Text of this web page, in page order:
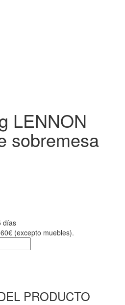
LENNON
sobremesa
días
(excepto muebles).
PRODUCTO